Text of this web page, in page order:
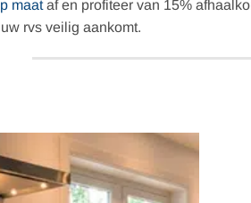
maataf en profiteer van 15%
rvs veilig aankomt.